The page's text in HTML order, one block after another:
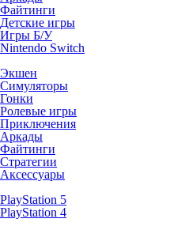
Файтинги
Детские игры
Игры Б/У
Nintendo Switch
Экшен
Симуляторы
Гонки
Ролевые игры
Приключения
Аркады
Файтинги
Стратегии
Аксессуары
PlayStation 5
PlayStation 4